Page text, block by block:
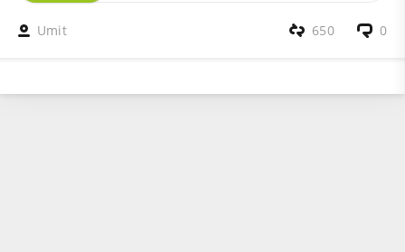
Umit 0
650